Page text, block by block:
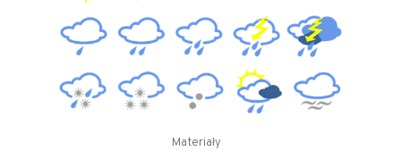
Materiały